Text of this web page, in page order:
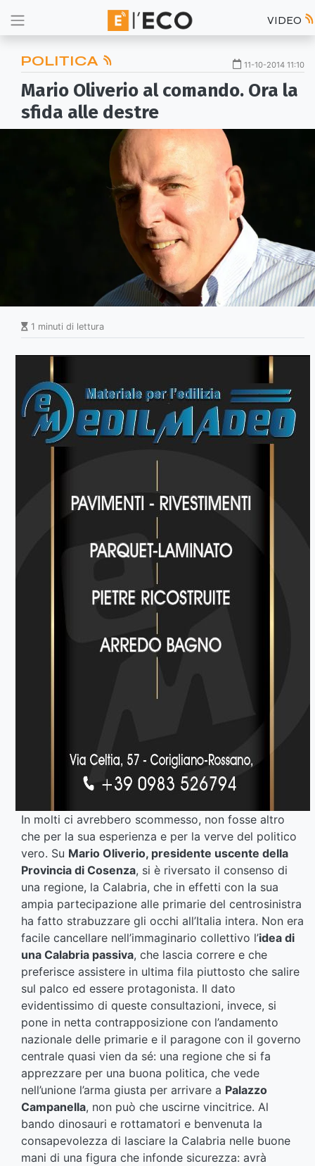
VIDEO
POLITICA 11-10-2014 11:10
Mario Oliverio al comando. Ora la
sfida alle destre
1 minuti di lettura
In molti ci avrebbero scommesso, non fosse altro
che per la sua esperienza e per la verve del politico
vero. Su Mario Oliverio, presidente uscente della
Provincia di Cosenza, si è riversato il consenso di
una regione, la Calabria, che in effetti con la sua
ampia partecipazione alle primarie del centrosinistra
ha fatto strabuzzare gli occhi all’Italia intera. Non era
facile cancellare nell’immaginario collettivo l’idea di
una Calabria passiva, che lascia correre e che
preferisce assistere in ultima fila piuttosto che salire
sul palco ed essere protagonista. Il dato
evidentissimo di queste consultazioni, invece, si
pone in netta contrapposizione con l’andamento
nazionale delle primarie e il paragone con il governo
centrale quasi vien da sé: una regione che si fa
apprezzare per una buona politica, che vede
nell’unione l’arma giusta per arrivare a Palazzo
Campanella, non può che uscirne vincitrice. Al
bando dinosauri e rottamatori e benvenuta la
consapevolezza di lasciare la Calabria nelle buone
mani di una figura che infonde sicurezza: avrà